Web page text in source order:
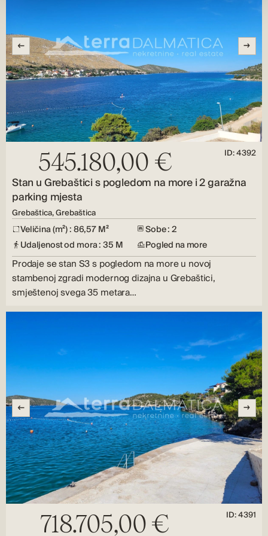
545.180,00 € ID: 4392
Stan u Grebaštici s pogledom na more i 2 garažna
parking mjesta
Grebaštica, Grebaštica
Veličina (m²) : 86,57 M²
Sobe : 2
Udaljenost od mora : 35 M
Pogled na more
Prodaje se stan S3 s pogledom na more u novoj
stambenoj zgradi modernog dizajna u Grebaštici,
smještenoj svega 35 metara…
718.705,00 € ID: 4391